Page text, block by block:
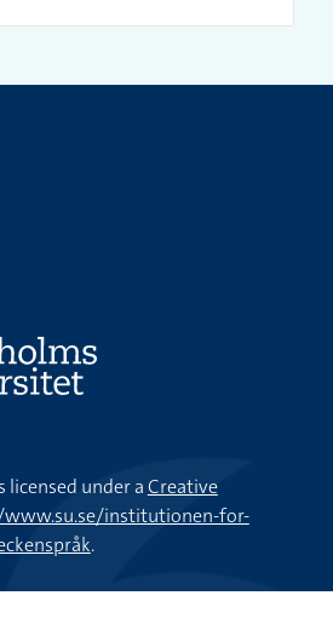
licensed under aCreative
institutionen-for-
.